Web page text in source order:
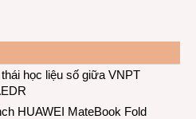
học liệu số giữa VNPT
HUAWEI MateBook Fold